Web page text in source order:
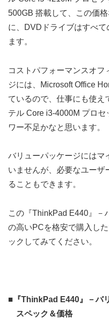
500GB 搭載して、この価
に、DVDドライブはすべ
ます。
コストパフォーマンスオフ
ジには、Microsoft Office
ているので、仕事にも使え
テル Core i3-4000M プロ
ワー不足かなと思います。
バリューパッケージにはマ
いませんが、必要なユーザ
ることもできます。
この『ThinkPad E440』－
の高いPCを格安で購入し
ックしてみてください。
■『ThinkPad E440』－バ
スペック＆価格